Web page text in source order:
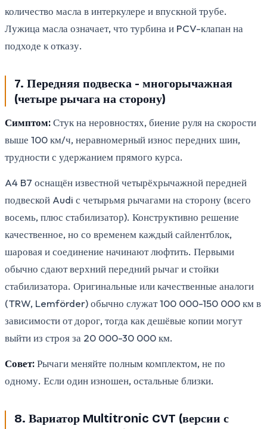
количество масла в интеркулере и впускной трубе.
Лужица масла означает, что турбина и PCV-клапан на
подходе к отказу.
7. Передняя подвеска - многорычажная
(четыре рычага на сторону)
Симптом:Стук на неровностях, биение руля на скорости
выше 100 км/ч, неравномерный износ передних шин,
трудности с удержанием прямого курса.
A4 B7 оснащён известной четырёхрычажной передней
подвеской Audi с четырьмя рычагами на сторону (всего
восемь, плюс стабилизатор). Конструктивно решение
качественное, но со временем каждый сайлентблок,
шаровая и соединение начинают люфтить. Первыми
обычно сдают верхний передний рычаг и стойки
стабилизатора. Оригинальные или качественные аналоги
(TRW, Lemförder) обычно служат 100 000-150 000 км в
зависимости от дорог, тогда как дешёвые копии могут
выйти из строя за 20 000-30 000 км.
Совет:Рычаги меняйте полным комплектом, не по
одному. Если один изношен, остальные близки.
8. Вариатор Multitronic CVT (версии с